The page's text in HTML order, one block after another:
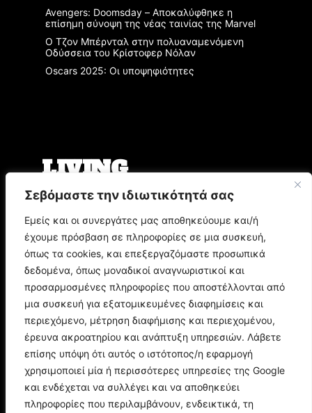
Σεβόμαστε την ιδιωτικότητά σας
Εμείς και οι συνεργάτες μας αποθηκεύουμε και/ή
έχουμε πρόσβαση σε πληροφορίες σε μια συσκευή,
όπως τα cookies, και επεξεργαζόμαστε προσωπικά
δεδομένα, όπως μοναδικοί αναγνωριστικοί και
προσαρμοσμένες πληροφορίες που αποστέλλονται από
μια συσκευή για εξατομικευμένες διαφημίσεις και
περιεχόμενο, μέτρηση διαφήμισης και περιεχομένου,
έρευνα ακροατηρίου και ανάπτυξη υπηρεσιών. Λάβετε
επίσης υπόψη ότι αυτός ο ιστότοπος/η εφαρμογή
χρησιμοποιεί μία ή περισσότερες υπηρεσίες της Google
και ενδέχεται να συλλέγει και να αποθηκεύει
πληροφορίες που περιλαμβάνουν, ενδεικτικά, τη
Avengers: Doomsday – Αποκαλύφθηκε η
επίσημη σύνοψη της νέας ταινίας της Marvel
Ο Τζον Μπέρνταλ στην πολυαναμενόμενη
Οδύσσεια του Κρίστοφερ Νόλαν
Oscars 2025: Οι υποψηφιότητες
LIVING
Ο Άρης Μπινιάρης σκηνοθετεί τη «Δίκη» του
Παπασπηλιόπουλο
Ο Δημήτρης Μυστακίδης επιστρέφει στον
Σταυρό του Νότου Plus
9.000 τίτλοι βιβλίων σε περιμένουν στο
Παζάρι Βιβλίου της Αθήνας
POP CULTURE
Corto Maltese: Η ιστορία του θρυλικού ήρωα
του Hugo Pratt
Ποιος είναι ο Doctor Doom; Η ιστορία του
μεγαλύτερου εχθρού των Fantastic Four